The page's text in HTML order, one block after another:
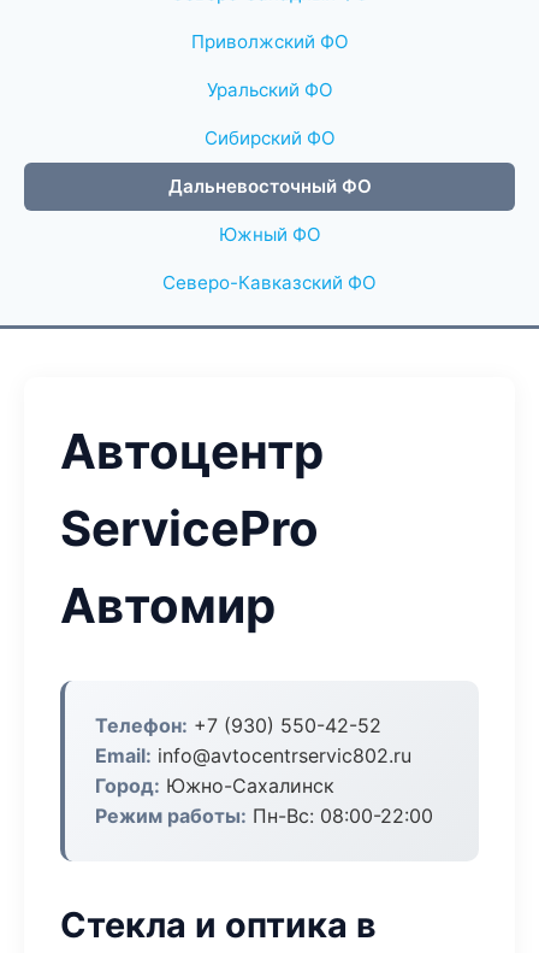
Приволжский ФО
Уральский ФО
Сибирский ФО
Дальневосточный ФО
Южный ФО
Северо-Кавказский ФО
Автоцентр
ServicePro
Автомир
Телефон: +7 (930) 550-42-52
Email: info@avtocentrservic802.ru
Город: Южно-Сахалинск
Режим работы: Пн-Вс: 08:00-22:00
Стекла и оптика в